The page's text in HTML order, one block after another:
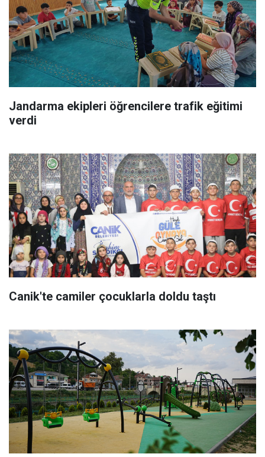
Jandarma ekipleri öğrencilere trafik eğitimi
verdi
Canik'te camiler çocuklarla doldu taştı